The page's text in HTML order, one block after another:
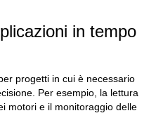
in tempo
progetti in cui è necessario
Per esempio, la lettura
motori e il monitoraggio delle